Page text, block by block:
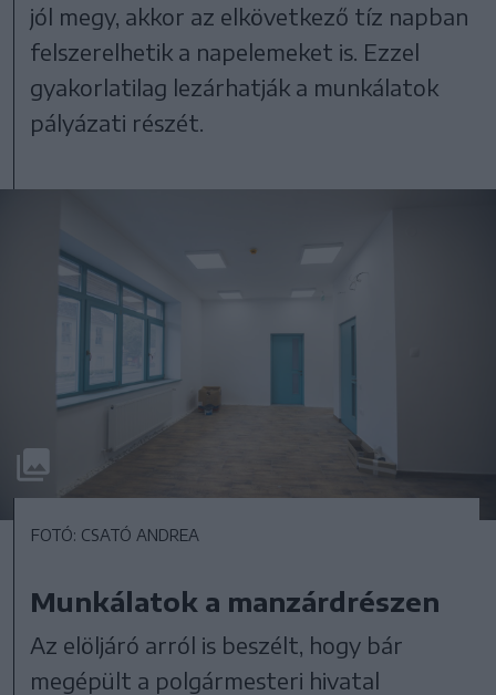
jól megy, akkor az elkövetkező tíz napban
felszerelhetik a napelemeket is. Ezzel
gyakorlatilag lezárhatják a munkálatok
pályázati részét.
FOTÓ: CSATÓ ANDREA
Munkálatok a manzárdrészen
Az elöljáró arról is beszélt, hogy bár
megépült a polgármesteri hivatal